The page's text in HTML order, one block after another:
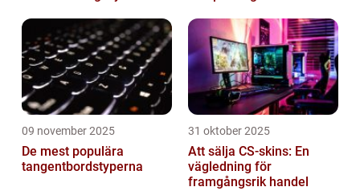
09 november 2025
De mest populära
tangentbordstyperna
31 oktober 2025
Att sälja CS-skins: En
vägledning för
framgångsrik handel